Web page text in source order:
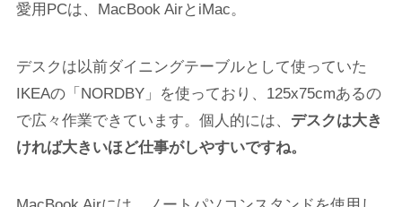
愛用PCは、MacBook AirとiMac。
デスクは以前ダイニングテーブルとして使っていた
IKEAの「NORDBY」を使っており、125x75cmあるの
で広々作業できています。個人的には、 デスクは大き
ければ大きいほど仕事がしやすいですね。